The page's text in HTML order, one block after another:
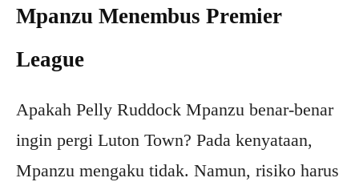
Mpanzu Menembus Premier
League
Apakah Pelly Ruddock Mpanzu benar-benar
ingin pergi Luton Town? Pada kenyataan,
Mpanzu mengaku tidak. Namun, risiko harus